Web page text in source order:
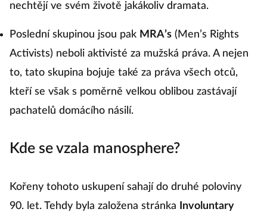
nechtějí ve svém životě jakákoliv dramata.
Poslední skupinou jsou pak MRA’s (Men’s Rights
Activists) neboli aktivisté za mužská práva. A nejen
to, tato skupina bojuje také za práva všech otců,
kteří se však s poměrně velkou oblibou zastávají
pachatelů domácího násilí.
Kde se vzala manosphere?
Kořeny tohoto uskupení sahají do druhé poloviny
90. let. Tehdy byla založena stránka
Involuntary